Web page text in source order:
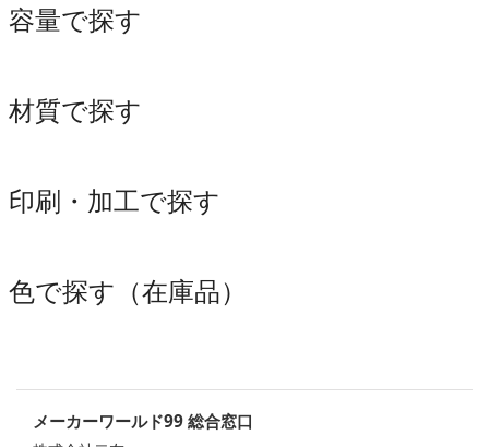
容量で探す
材質で探す
印刷・加工で探す
色で探す（在庫品）
メーカーワールド99 総合窓口